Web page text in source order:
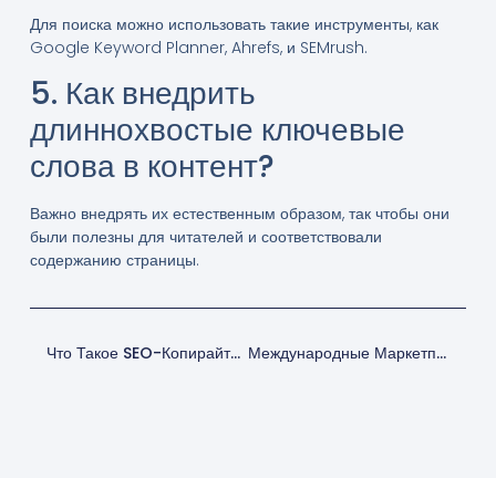
Для поиска можно использовать такие инструменты, как
Google Keyword Planner, Ahrefs, и SEMrush.
5. Как внедрить
длиннохвостые ключевые
слова в контент?
Важно внедрять их естественным образом, так чтобы они
были полезны для читателей и соответствовали
содержанию страницы.
Что Такое SEO-Копирайтинг И Как Его Освоить? Международные Маркетплейсы: Как Начать Продавать Товары За Границу?